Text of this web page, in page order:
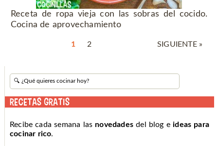
Receta de ropa vieja con las sobras del cocido.
Cocina de aprovechamiento
1 2 SIGUIENTE »
RECETAS GRATIS
Recibe cada semana las novedades del blog eideas para
cocinar rico.